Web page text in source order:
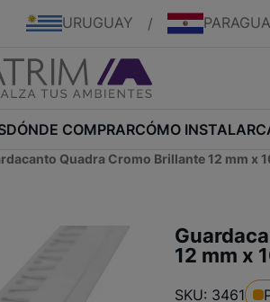
URUGUAY /
DÓNDE COMPRARCÓMO INSTALAR
Quadra Cromo Brillante 12 mm x
12 mm x
SKU: 3461